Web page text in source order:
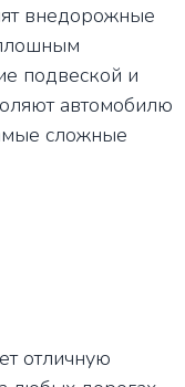
внедорожные
подвеской и
автомобилю
сложные
отличную